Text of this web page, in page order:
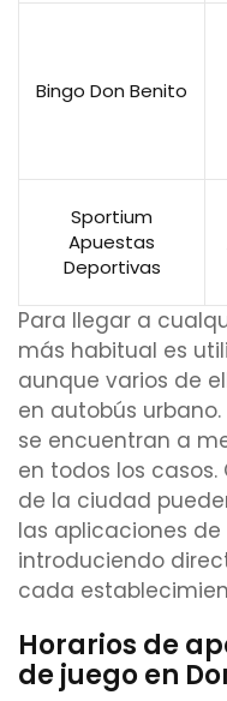
Bingo Don Benito
Sportium
Apuestas
Deportivas
Para llegar a
más habitual es
aunque varios de
en autobús
se encuentran a
en todos los
de la ciudad
las aplicaciones
introduciendo
cada
Horarios de
de juego en